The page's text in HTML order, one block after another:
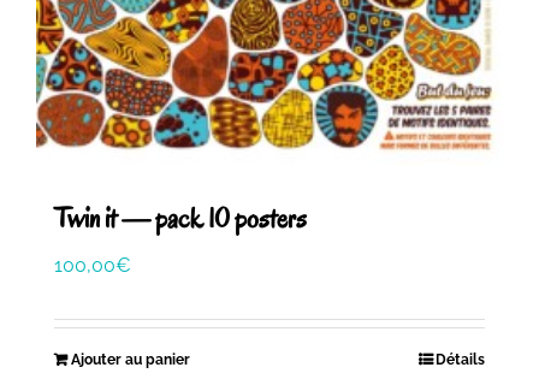
Twin it — pack 10 posters
100,00€
Ajouter au panier Détails